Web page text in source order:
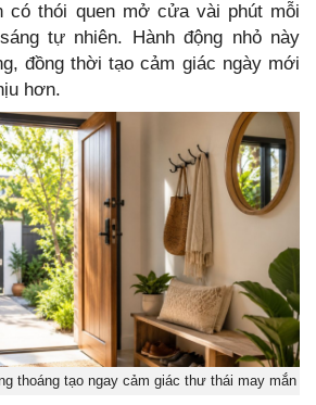
có thói quen mở cửa vài phút mỗi
tự nhiên. Hành động nhỏ này
đồng thời tạo cảm giác ngày mới
hơn.
thoáng tạo ngay cảm giác thư thái may mắn